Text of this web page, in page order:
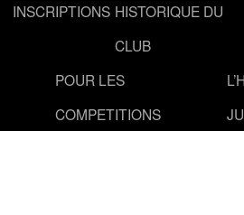
INSCRIPTIONS HISTORIQUE DU
CLUB
POUR LES
COMPETITIONS